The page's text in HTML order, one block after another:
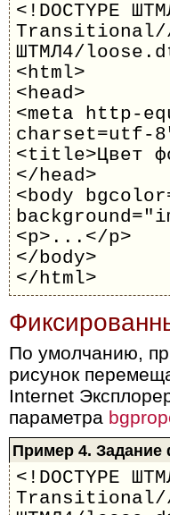
<!DOCTYPE
ШТМЛ4/
<html>
<head>
<meta http-
charset=utf-
<title>Цвет
</head>
<body
<p>...</p>
</body>
</html>
По умолчанию,
рисунок
Internet
параметра
Пример 4.
<!DOCTYPE